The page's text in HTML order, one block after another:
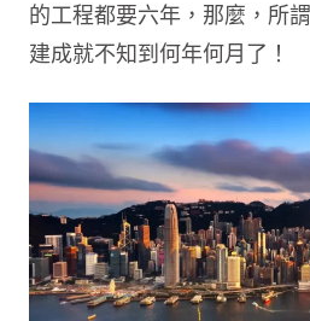
的工程都要六年，那麼，所
建成就不知到何年何月了！